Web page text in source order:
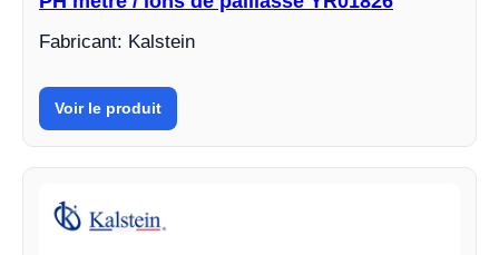
Fabricant: Kalstein
Voir le produit